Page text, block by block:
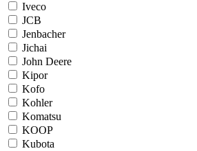
Iveco
JCB
Jenbacher
Jichai
John Deere
Kipor
Kofo
Kohler
Komatsu
KOOP
Kubota